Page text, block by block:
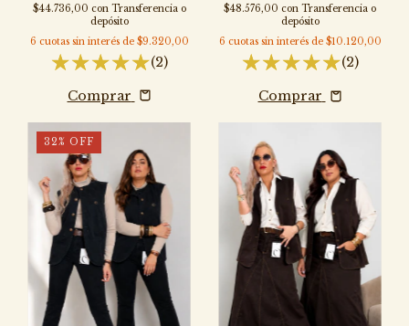
$44.736,00 con Transferencia o
depósito
6 cuotas sin interés de $9.320,00
(2)
Comprar
$48.576,00 con Transferencia o
depósito
6 cuotas sin interés de $10.120,00
(2)
Comprar
32% OFF